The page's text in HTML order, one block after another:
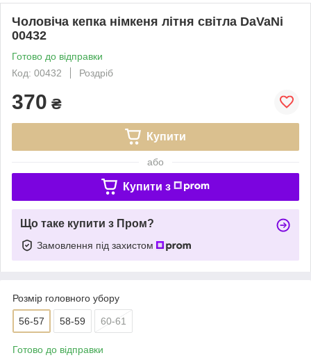
Чоловіча кепка німкеня літня світла DaVaNi
00432
Готово до відправки
Код: 00432
Роздріб
370 ₴
Купити
або
Купити з
Що таке купити з Пром?
Замовлення під захистом
Розмір головного убору
56-57 58-59 60-61
Готово до відправки